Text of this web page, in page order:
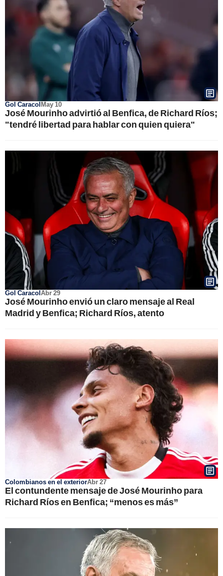
Gol CaracolMay 10
José Mourinho advirtió al Benfica, de Richard Ríos;
"tendré libertad para hablar con quien quiera"
Gol CaracolAbr 29
José Mourinho envió un claro mensaje al Real
Madrid y Benfica; Richard Ríos, atento
Colombianos en el exteriorAbr 27
El contundente mensaje de José Mourinho para
Richard Ríos en Benfica; “menos es más”